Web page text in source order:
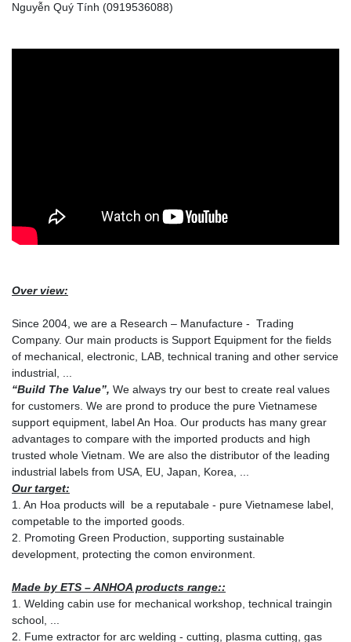
Nguyễn Quý Tính (0919536088)
Over view:
Since 2004, we are a Research – Manufacture - Trading
Company. Our main products is Support Equipment for the fields
of mechanical, electronic, LAB, technical traning and other service
industrial, ...
“Build The Value”, We always try our best to create real values
for customers. We are prond to produce the pure Vietnamese
support equipment, label An Hoa. Our products has many grear
advantages to compare with the imported products and high
trusted whole Vietnam. We are also the distributor of the leading
industrial labels from USA, EU, Japan, Korea, ...
Our target:
1. An Hoa products will be a reputabale - pure Vietnamese label,
competable to the imported goods.
2. Promoting Green Production, supporting sustainable
development, protecting the comon environment.
Made by ETS – ANHOA products range::
1. Welding cabin use for mechanical workshop, technical traingin
school, ...
2. Fume extractor for arc welding - cutting, plasma cutting, gas